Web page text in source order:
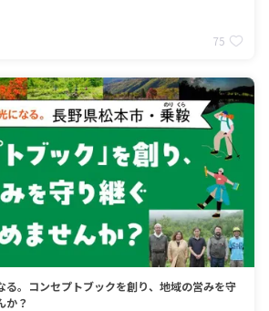
75
る。コンセプトブックを創り、地域の営みを守
か？